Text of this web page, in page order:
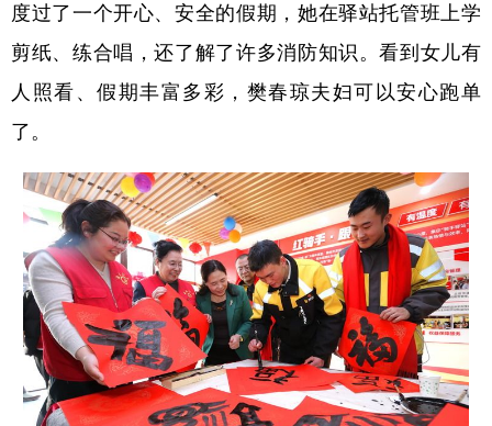
度过了一个开心、安全的假期，她在驿站托管班上学
剪纸、练合唱，还了解了许多消防知识。看到女儿有
人照看、假期丰富多彩，樊春琼夫妇可以安心跑单
了。